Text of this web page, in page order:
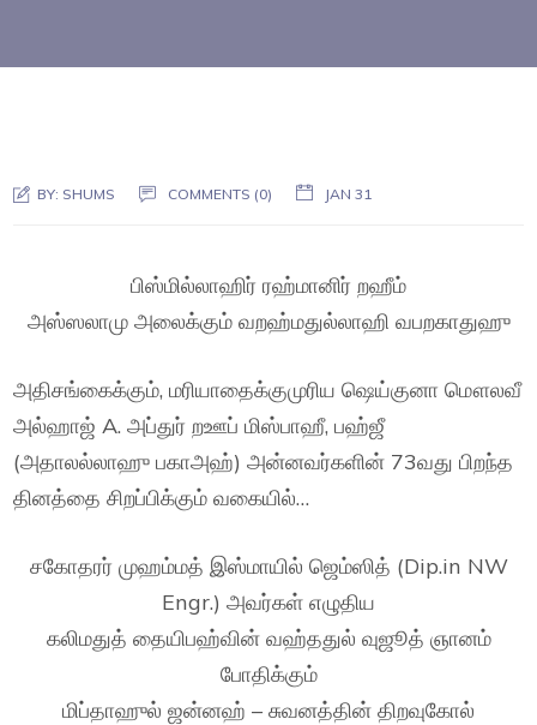
BY: SHUMS COMMENTS (0) JAN 31
பிஸ்மில்லாஹிர் ரஹ்மானிர் றஹீம்
அஸ்ஸலாமு அலைக்கும் வறஹ்மதுல்லாஹி வபறகாதுஹு
அதிசங்கைக்கும், மரியாதைக்குமுரிய ஷெய்குனா மௌலவீ
அல்ஹாஜ் A. அப்துர் றஊப் மிஸ்பாஹீ, பஹ்ஜீ
(அதாலல்லாஹு பகாஅஹ்) அன்னவர்களின் 73வது பிறந்த
தினத்தை சிறப்பிக்கும் வகையில்…
சகோதரர் முஹம்மத் இஸ்மாயில் ஜெம்ஸித் (Dip.in NW
Engr.) அவர்கள் எழுதிய
கலிமதுத் தையிபஹ்வின் வஹ்ததுல் வுஜூத் ஞானம்
போதிக்கும்
மிப்தாஹுல் ஜன்னஹ் – சுவனத்தின் திறவுகோல்